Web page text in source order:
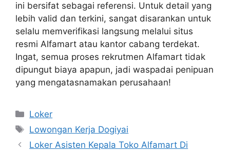
ini bersifat sebagai referensi. Untuk detail yang
lebih valid dan terkini, sangat disarankan untuk
selalu memverifikasi langsung melalui situs
resmi Alfamart atau kantor cabang terdekat.
Ingat, semua proses rekrutmen Alfamart tidak
dipungut biaya apapun, jadi waspadai penipuan
yang mengatasnamakan perusahaan!
Kategori
Loker
Tag
Lowongan Kerja Dogiyai
Loker Asisten Kepala Toko Alfamart Di